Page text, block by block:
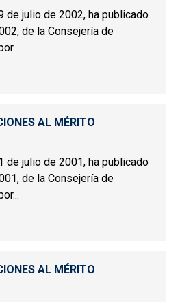
de julio de 2002, ha publicado
de la Consejería de
AL MÉRITO
AL MÉRITO
de julio de 2001, ha publicado
de la Consejería de
AL MÉRITO
AL MÉRITO